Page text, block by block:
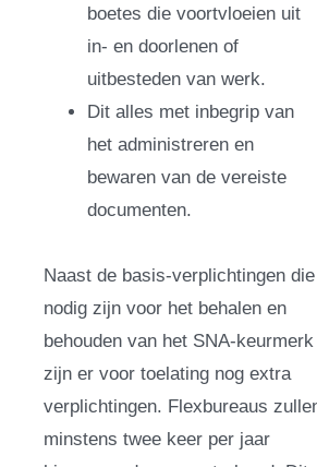
boetes die voortvloeien uit
in- en doorlenen of
uitbesteden van werk.
Dit alles met inbegrip van
het administreren en
bewaren van de vereiste
documenten.
Naast de basis-verplichtingen die
nodig zijn voor het behalen en
behouden van het SNA-keurmerk
zijn er voor toelating nog extra
verplichtingen. Flexbureaus
minstens twee keer per jaar